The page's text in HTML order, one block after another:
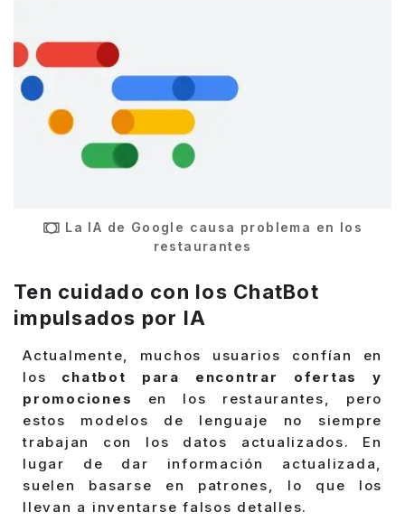
La IA de Google causa problema en los
restaurantes
Ten cuidado con los ChatBot
impulsados por IA
Actualmente, muchos usuarios confían en
los chatbot para encontrar ofertas y
promociones en los restaurantes, pero
estos modelos de lenguaje no siempre
trabajan con los datos actualizados. En
lugar de dar información actualizada,
suelen basarse en patrones, lo que los
llevan a inventarse falsos detalles.